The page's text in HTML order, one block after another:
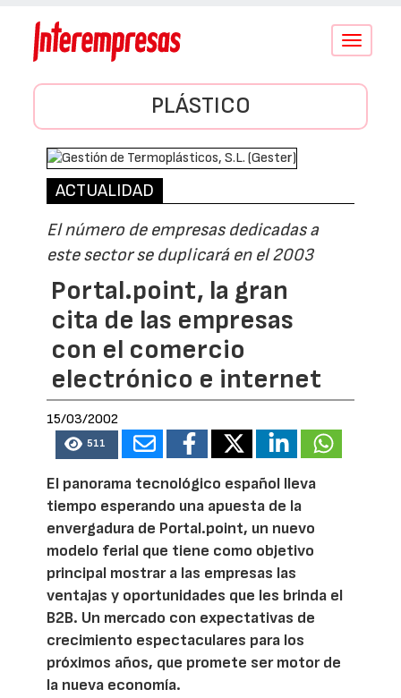
Conmutar
PLÁSTICO
ACTUALIDAD
El número de empresas dedicadas a
este sector se duplicará en el 2003
Portal.point, la gran
cita de las empresas
con el comercio
electrónico e internet
15/03/2002
511
El panorama tecnológico español lleva
tiempo esperando una apuesta de la
envergadura de Portal.point, un nuevo
modelo ferial que tiene como objetivo
principal mostrar a las empresas las
ventajas y oportunidades que les brinda el
B2B. Un mercado con expectativas de
crecimiento espectaculares para los
próximos años, que promete ser motor de
la nueva economía.